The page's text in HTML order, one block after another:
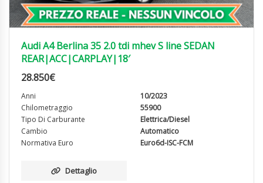
Audi A4 Berlina 35 2.0 tdi mhev S line SEDAN
REAR|ACC|CARPLAY|18′
28.850€
Anni
10/2023
Chilometraggio
55900
Tipo Di Carburante
Elettrica/Diesel
Cambio
Automatico
Normativa Euro
Euro6d-ISC-FCM
Dettaglio